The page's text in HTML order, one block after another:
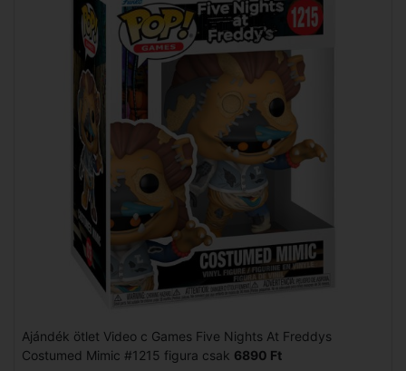
Ajándék ötlet Video c Games Five Nights At Freddys
Costumed Mimic #1215 figura csak 6890 Ft